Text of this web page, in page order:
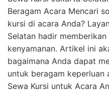
Beragam Acara Mencari
kursi di acara Anda?
Selatan hadir
kenyamanan. Artikel ini
bagaimana Anda dapat
untuk beragam keperluan
Sewa Kursi untuk Acara